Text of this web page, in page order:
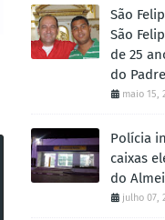
São
São
de 25
do
maio 15,
Polícia
caixas
do
julho 07,